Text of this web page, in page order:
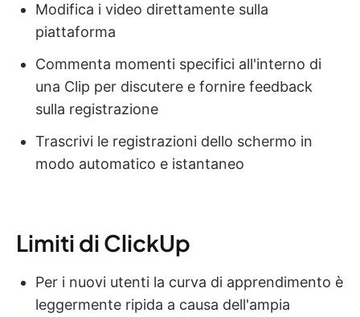
Modifica i video direttamente sulla
piattaforma
Commenta momenti specifici all'interno di
una Clip per discutere e fornire feedback
sulla registrazione
Trascrivi le registrazioni dello schermo in
modo automatico e istantaneo
Limiti di ClickUp
Per i nuovi utenti la curva di apprendimento è
leggermente ripida a causa dell'ampia